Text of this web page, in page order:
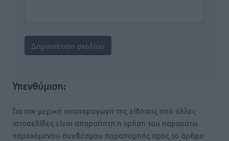
Υπενθύμιση:
Για την μερική αναπαραγωγή της είδησης από άλλες
ιστοσελίδες είναι απαραίτητη η χρήση του παρακάτω
παρεχόμενου συνδέσμου παραπομπής προς το άρθρο